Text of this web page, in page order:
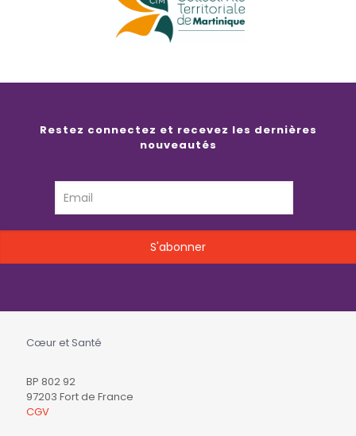
Restez connectez et recevez les dernières
nouveautés
Cœur et Santé
BP 802 92
97203 Fort de France
CGV